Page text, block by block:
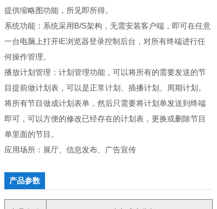
提供缩略图功能，所见即所得。
系统功能：系统采用B/S架构，无需安装客户端，即可在任意
一台电脑上打开IE浏览器登录控制后台，对所有终端进行任
何操作管理。
播放计划管理：计划管理功能，可以将所有的需要发送的节
目提前做计划表，可以是正常计划、插播计划、周期计划。
将所有节目做成计划表单，然后只需要将计划单发送到终端
即可，可以方便的修改已经存在的计划表，更换或删除节目
单里面的节目。
应用场所：展厅、信息发布、广告宣传
产品参数